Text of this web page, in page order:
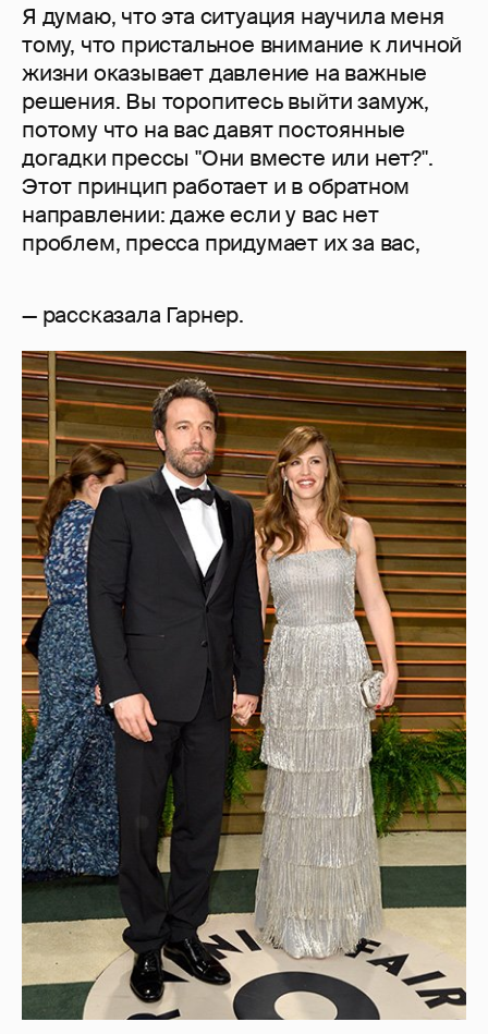
Я думаю, что эта ситуация научила меня
тому, что пристальное внимание к личной
жизни оказывает давление на важные
решения. Вы торопитесь выйти замуж,
потому что на вас давят постоянные
догадки прессы "Они вместе или нет?".
Этот принцип работает и в обратном
направлении: даже если у вас нет
проблем, пресса придумает их за вас,
— рассказала Гарнер.